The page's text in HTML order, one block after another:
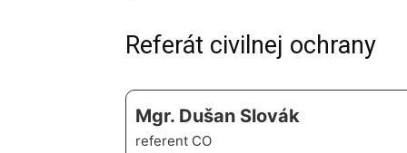
Referát civilnej ochrany
Mgr. Dušan Slovák
referent CO